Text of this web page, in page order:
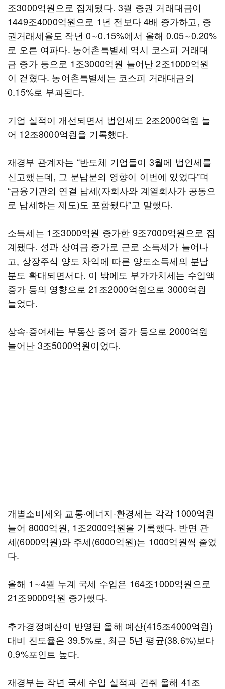
조3000억원으로 집계됐다. 3월 증권 거래대금이
1449조4000억원으로 1년 전보다 4배 증가하고, 증
권거래세율도 작년 0∼0.15%에서 올해 0.05∼0.20%
로 오른 여파다. 농어촌특별세 역시 코스피 거래대
금 증가 등으로 1조3000억원 늘어난 2조1000억원
이 걷혔다. 농어촌특별세는 코스피 거래대금의
0.15%로 부과된다.
기업 실적이 개선되면서 법인세도 2조2000억원 늘
어 12조8000억원을 기록했다.
재경부 관계자는 “반도체 기업들이 3월에 법인세를
신고했는데, 그 분납분의 영향이 이번에 있었다”며
“금융기관의 연결 납세(자회사와 계열회사가 공동으
로 납세하는 제도)도 포함됐다”고 말했다.
소득세는 1조3000억원 증가한 9조7000억원으로 집
계됐다. 성과 상여금 증가로 근로 소득세가 늘어나
고, 상장주식 양도 차익에 따른 양도소득세의 분납
분도 확대되면서다. 이 밖에도 부가가치세는 수입액
증가 등의 영향으로 21조2000억원으로 3000억원
늘었다.
상속·증여세는 부동산 증여 증가 등으로 2000억원
늘어난 3조5000억원이었다.
개별소비세와 교통·에너지·환경세는 각각 1000억원
늘어 8000억원, 1조2000억원을 기록했다. 반면 관
세(6000억원)와 주세(6000억원)는 1000억원씩 줄었
다.
올해 1∼4월 누계 국세 수입은 164조1000억원으로
21조9000억원 증가했다.
추가경정예산이 반영된 올해 예산(415조4000억원)
대비 진도율은 39.5%로, 최근 5년 평균(38.6%)보다
0.9%포인트 높다.
재경부는 작년 국세 수입 실적과 견줘 올해 41조